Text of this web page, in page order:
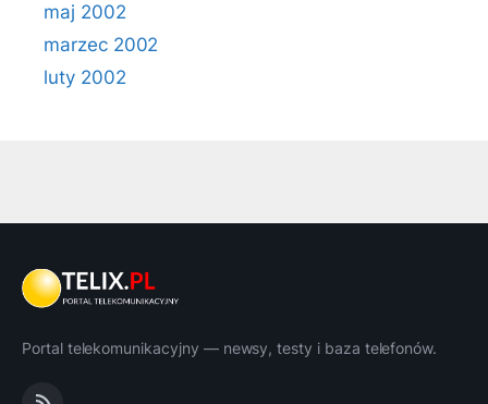
maj 2002
marzec 2002
luty 2002
Portal telekomunikacyjny — newsy, testy i baza telefonów.